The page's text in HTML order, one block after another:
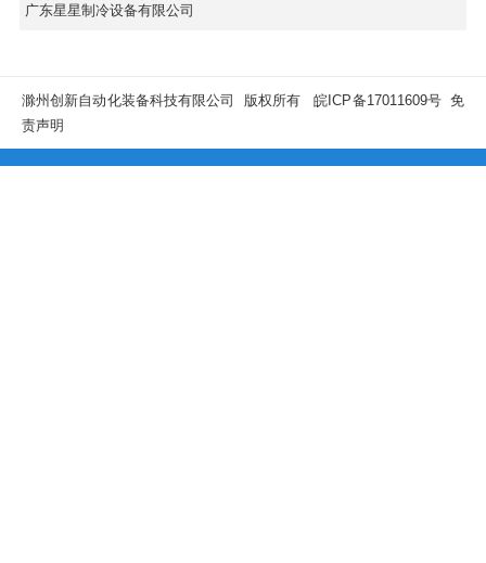
广东星星制冷设备有限公司
滁州创新自动化装备科技有限公司 版权所有皖ICP备17011609号 免
责声明